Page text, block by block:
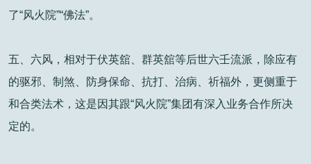
了“风火院”“佛法”。
五、六风，相对于伏英舘、群英舘等后世六壬流派，除应有
的驱邪、制煞、防身保命、抗打、治病、祈福外，更侧重于
和合类法术，这是因其跟“风火院”集团有深入业务合作所决
定的。